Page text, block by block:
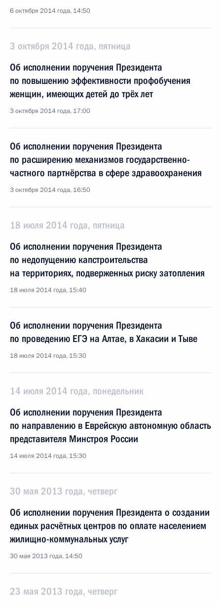
6 октября 2014 года, 14:50
3 октября 2014 года, пятница
Об исполнении поручения Президента
по повышению эффективности профобучения
женщин, имеющих детей до трёх лет
3 октября 2014 года, 17:00
Об исполнении поручения Президента
по расширению механизмов государственно-
частного партнёрства в сфере здравоохранения
3 октября 2014 года, 16:50
18 июля 2014 года, пятница
Об исполнении поручения Президента
по недопущению капстроительства
на территориях, подверженных риску затопления
18 июля 2014 года, 15:40
Об исполнении поручения Президента
по проведению ЕГЭ на Алтае, в Хакасии и Тыве
18 июля 2014 года, 15:30
14 июля 2014 года, понедельник
Об исполнении поручения Президента
по направлению в Еврейскую автономную область
представителя Минстроя России
14 июля 2014 года, 15:30
30 мая 2013 года, четверг
Об исполнении поручения Президента о создании
единых расчётных центров по оплате населением
жилищно-коммунальных услуг
30 мая 2013 года, 14:50
23 мая 2013 года, четверг